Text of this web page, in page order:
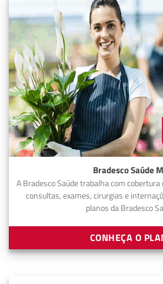
Bradesco Saúde
A Bradesco Saúde trabalha com
consultas, exames, cirurgias e
planos da Bradesco
CONHEÇA O